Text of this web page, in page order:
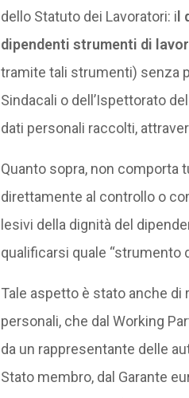
dello Statuto dei Lavoratori: il
dipendenti strumenti di
tramite tali strumenti) senza
Sindacali o dell’Ispettorato
dati personali raccolti,
Quanto sopra, non
direttamente al controllo o
lesivi della dignità del
qualificarsi quale “strumento
Tale aspetto è stato anche di
personali, che dal Working
da un rappresentante delle
Stato membro, dal Garante